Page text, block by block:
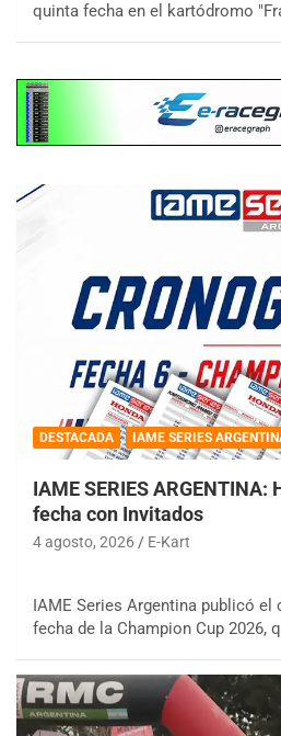
quinta fecha en el kartódromo
DESTACADA IAME SERIES
IAME SERIES
fecha con Invitados
4 agosto, 2026 E-Kart
IAME Series Argentina publicó el
fecha de la Champion Cup 2026,